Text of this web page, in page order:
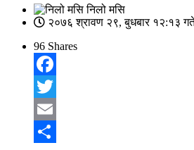
निलो मसि
२०७६ श्रावण २९, बुधबार १२:१३
96 Shares
Facebook
Twitter
Email